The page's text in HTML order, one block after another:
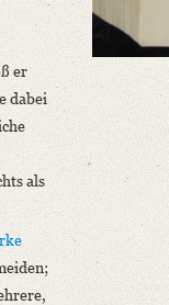
er
dabei
als